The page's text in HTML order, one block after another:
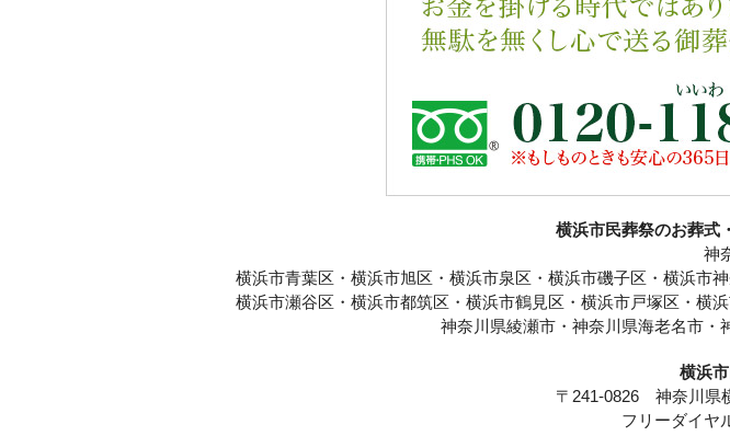
横浜市民葬祭のお葬式
神
横浜市青葉区・横浜市旭区・横浜市泉区・横浜市磯子区・横浜市
横浜市瀬谷区・横浜市都筑区・横浜市鶴見区・横浜市戸塚区・横
神奈川県綾瀬市・神奈川県海老名市・
横浜
〒241-0826 神奈川県
フリーダイヤ